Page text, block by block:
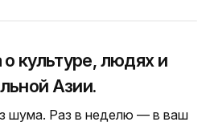
о культуре, людях и
Азии.
шума. Раз в неделю — в ваш